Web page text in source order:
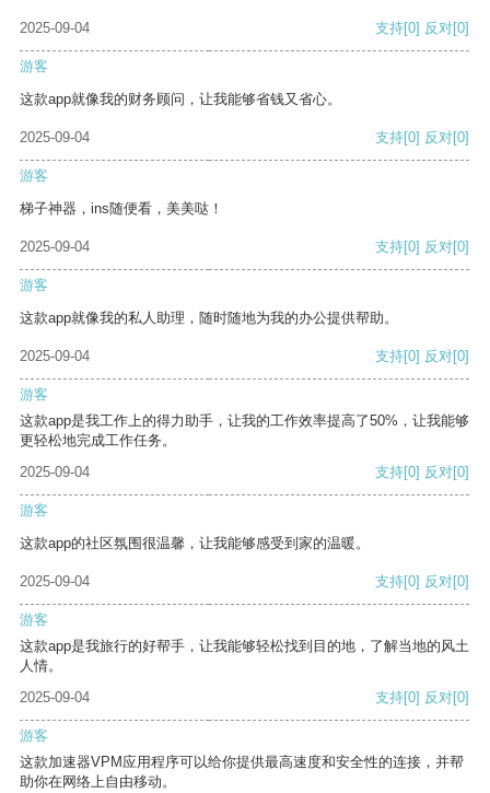
2025-09-04 支持[0] 反对[0]
游客
这款app就像我的财务顾问，让我能够省钱又省心。
2025-09-04 支持[0] 反对[0]
游客
梯子神器，ins随便看，美美哒！
2025-09-04 支持[0] 反对[0]
游客
这款app就像我的私人助理，随时随地为我的办公提供帮助。
2025-09-04 支持[0] 反对[0]
游客
这款app是我工作上的得力助手，让我的工作效率提高了50%，让我能够
更轻松地完成工作任务。
2025-09-04
支持[0] 反对[0]
游客
这款app的社区氛围很温馨，让我能够感受到家的温暖。
2025-09-04 支持[0] 反对[0]
游客
这款app是我旅行的好帮手，让我能够轻松找到目的地，了解当地的风土
人情。
2025-09-04
支持[0] 反对[0]
游客
这款加速器VPM应用程序可以给你提供最高速度和安全性的连接，并帮
助你在网络上自由移动。